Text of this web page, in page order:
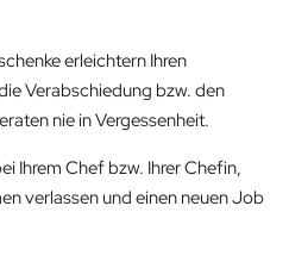
erleichtern Ihren
Verabschiedung bzw. den
nie in Vergessenheit.
Ihrem Chef bzw. Ihrer Chefin,
verlassen und einen neuen Job